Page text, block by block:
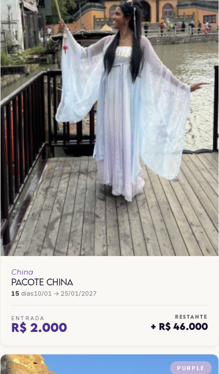
China
PACOTE CHINA
15 dias10/01 → 25/01/2027
ENTRADA
R$ 2.000
RESTANTE
+ R$ 46.000
PURPLE